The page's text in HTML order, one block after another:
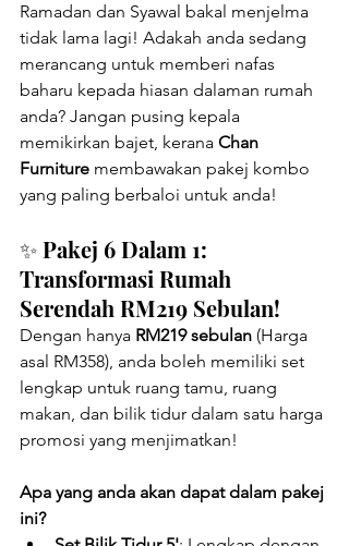
Ramadan dan Syawal bakal menjelma
tidak lama lagi! Adakah anda sedang
merancang untuk memberi nafas
baharu kepada hiasan dalaman rumah
anda? Jangan pusing kepala
memikirkan bajet, kerana Chan
Furniture membawakan pakej kombo
yang paling berbaloi untuk anda!
✨ Pakej 6 Dalam 1:
Transformasi Rumah
Serendah RM219 Sebulan!
Dengan hanya RM219 sebulan (Harga
asal RM358), anda boleh memiliki set
lengkap untuk ruang tamu, ruang
makan, dan bilik tidur dalam satu harga
promosi yang menjimatkan!
Apa yang anda akan dapat dalam pakej
ini?